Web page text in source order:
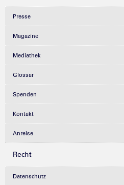
Presse
Magazine
Mediathek
Glossar
Spenden
Kontakt
Anreise
Recht
Datenschutz